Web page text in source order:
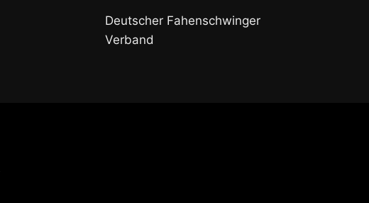
Deutscher Fahenschwinger
Verband